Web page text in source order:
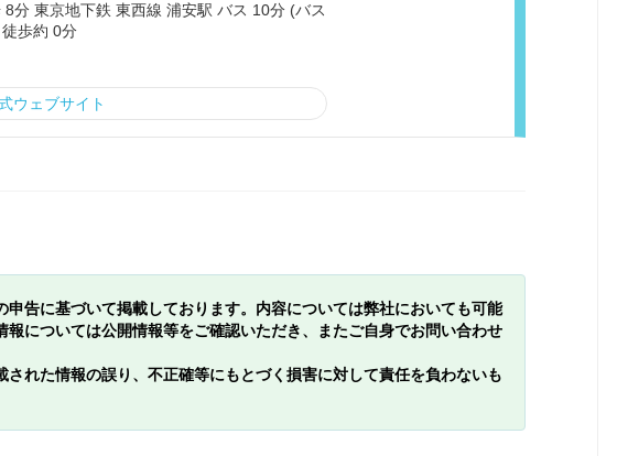
8分 東京地下鉄 東西線 浦安駅 バス 10分 (バス
歩約 0分
ウェブサイト
告に基づいて掲載しております。内容については弊社においても可能
については公開情報等をご確認いただき、またご自身でお問い合わせ
れた情報の誤り、不正確等にもとづく損害に対して責任を負わないも